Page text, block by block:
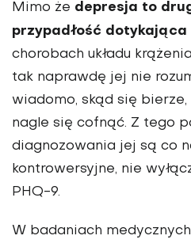
Mimo że depresja to
przypadłość dotykająca
chorobach układu
tak naprawdę jej nie
wiadomo, skąd się
nagle się cofnąć. Z tego
diagnozowania jej są co
kontrowersyjne, nie
PHQ-9.
W badaniach